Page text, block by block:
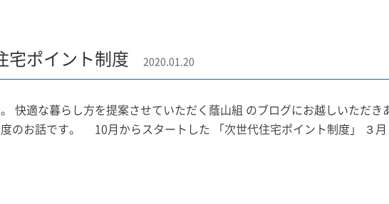
宅ポイント制度 2020.01.20
快適な暮らし方を提案させていただく蔭山組 のブログにお越しいただき
度のお話です。 10月からスタートした 「次世代住宅ポイント制度」 ３